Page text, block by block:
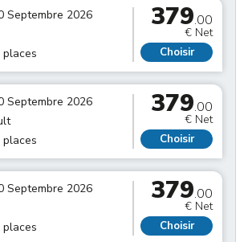
Septembre 2026
379.00
€ Net
Choisir
Septembre 2026
379.00
€ Net
Choisir
Septembre 2026
379.00
€ Net
Choisir